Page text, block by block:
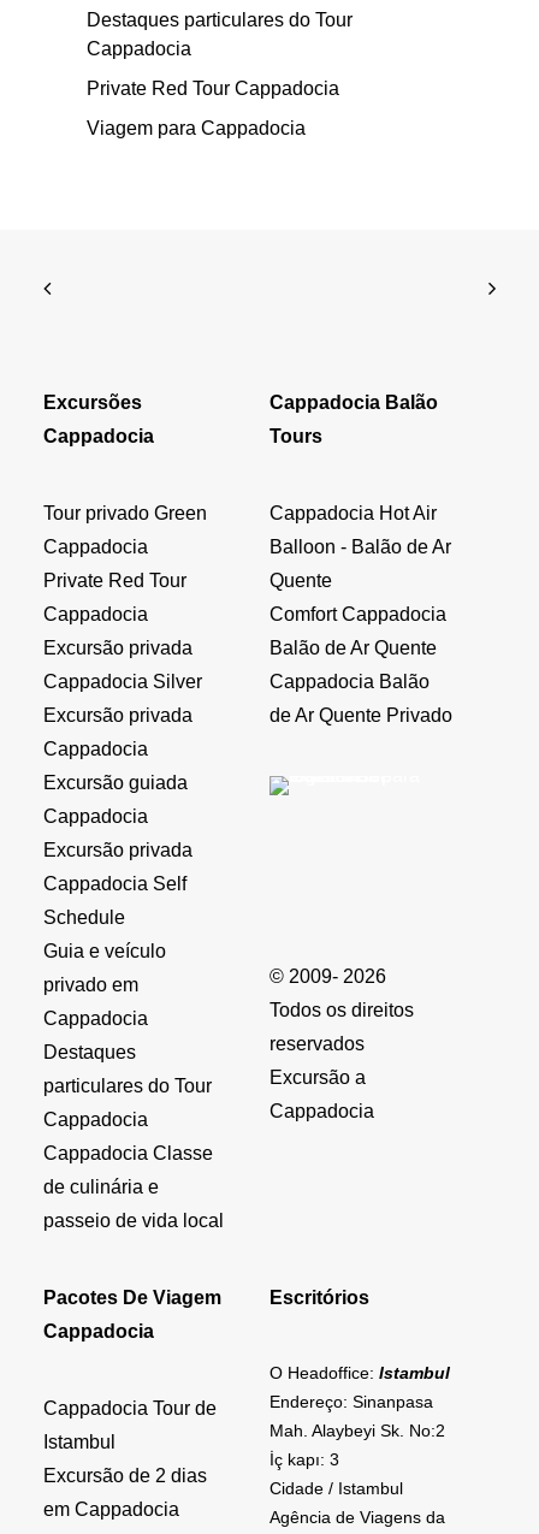
Destaques particulares do Tour
Cappadocia
Private Red Tour Cappadocia
Viagem para Cappadocia
Excursões
Cappadocia
Tour privado Green
Cappadocia
Private Red Tour
Cappadocia
Excursão privada
Cappadocia Silver
Excursão privada
Cappadocia
Excursão guiada
Cappadocia
Excursão privada
Cappadocia Self
Schedule
Guia e veículo
privado em
Cappadocia
Destaques
particulares do Tour
Cappadocia
Cappadocia Classe
de culinária e
passeio de vida local
Cappadocia Balão
Tours
Cappadocia Hot Air
Balloon - Balão de Ar
Quente
Comfort Cappadocia
Balão de Ar Quente
Cappadocia Balão
de Ar Quente Privado
© 2009- 2026
Todos os direitos
reservados
Excursão a
Cappadocia
Pacotes De Viagem
Cappadocia
Cappadocia Tour de
Istambul
Excursão de 2 dias
em Cappadocia
Escritórios
O Headoffice: Istambul
Endereço: Sinanpasa
Mah. Alaybeyi Sk. No:2
İç kapı: 3
Cidade / Istambul
Agência de Viagens da